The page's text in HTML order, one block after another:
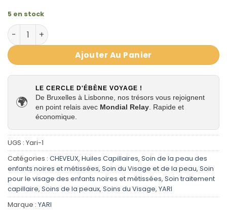
5 en stock
quantité de Huile de ricin 100% pure Yari 250ml
Ajouter Au Panier
🌍
LE CERCLE D'ÉBÈNE VOYAGE !
De Bruxelles à Lisbonne, nos trésors vous rejoignent
en point relais avec Mondial Relay. Rapide et
économique.
UGS : Yari-1
Catégories : CHEVEUX, Huiles Capillaires, Soin de la peau des
enfants noires et métissées, Soin du Visage et de la peau, Soin
pour le visage des enfants noires et métissées, Soin traitement
capillaire, Soins de la peaux, Soins du Visage, YARI
Marque : YARI